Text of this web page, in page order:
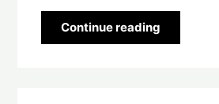
Continue reading